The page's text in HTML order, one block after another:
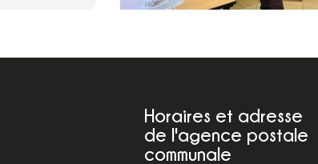
Horaires et adresse
de l'agence postale
communale